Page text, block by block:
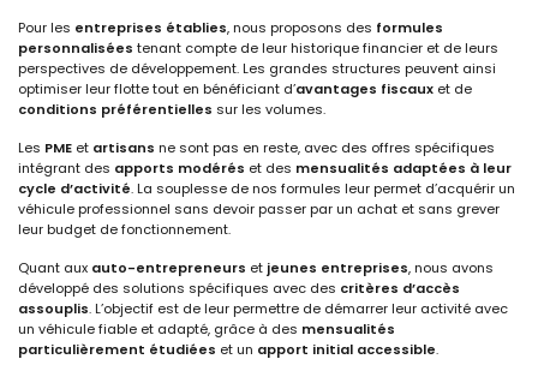
Pour les entreprises établies, nous proposons des formules
personnalisées tenant compte de leur historique financier et de leurs
perspectives de développement. Les grandes structures peuvent ainsi
optimiser leur flotte tout en bénéficiant d’avantages fiscaux et de
conditions préférentielles sur les volumes.
Les PME et artisans ne sont pas en reste, avec des offres spécifiques
intégrant des apports modérés et des mensualités adaptées à leur
cycle d’activité. La souplesse de nos formules leur permet d’acquérir un
véhicule professionnel sans devoir passer par un achat et sans grever
leur budget de fonctionnement.
Quant aux auto-entrepreneurs et jeunes entreprises, nous avons
développé des solutions spécifiques avec des critères d’accès
assouplis. L’objectif est de leur permettre de démarrer leur activité avec
un véhicule fiable et adapté, grâce à des mensualités
particulièrement étudiées et un apport initial accessible.